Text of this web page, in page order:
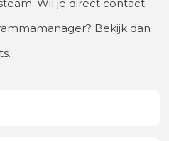
Wil je direct contact
Bekijk dan